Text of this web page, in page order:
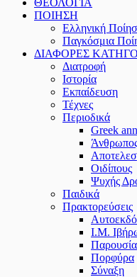
ΘΕΟΛΟΓΙΑ
ΠΟΙΗΣΗ
Ελληνική
Παγκόσμια
ΔΙΑΦΟΡΕΣ
Διατροφή
Ιστορία
Εκπαίδευση
Τέχνες
Περιοδικά
Greek
Οιδίπους
Ψυχής
Παιδικά
Πρακτoρεύσεις
Ι.Μ.
Παρουσία
Πορφύρα
Σύναξη